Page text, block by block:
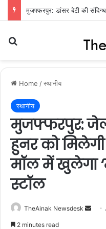
Home /स्थानीय
स्थानीय
मुजफ्फरपुर:
हुनर को
मॉल में खुलेगा
स्टॉल
TheAinak Newsdesk
2 minutes read